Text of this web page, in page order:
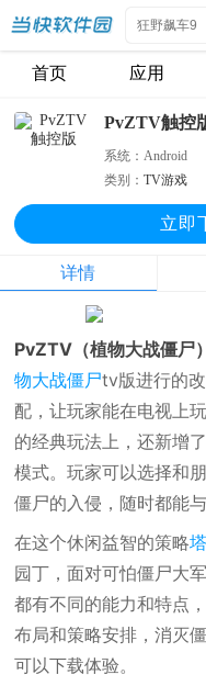
首页 应用
PvZTV触控
系统：Android
类别：TV游戏
立即
详情
PvZTV（植物大战僵尸
物大战僵尸tv版进行的
配，让玩家能在电视上
的经典玩法上，还新增
模式。玩家可以选择和
僵尸的入侵，随时都能
在这个休闲益智的策略
园丁，面对可怕僵尸大
都有不同的能力和特点
布局和策略安排，消灭
可以下载体验。